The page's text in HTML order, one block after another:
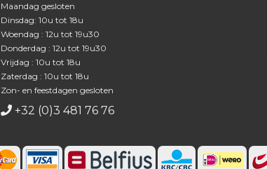
Maandag gesloten
Dinsdag: 10u tot 18u
Woendag : 12u tot 19u30
Donderdag : 12u tot 19u30
Vrijdag : 10u tot 18u
Zaterdag : 10u tot 18u
Zon- en feestdagen gesloten
+32 (0)3 481 76 76